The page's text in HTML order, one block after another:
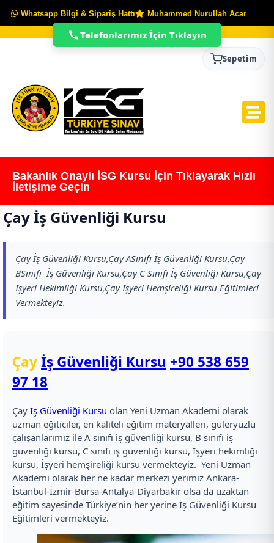
Whatsapp Bilgi & Sipariş Hattı Muhammed Nurullah Acar
Sepetim
Bakanlık Onaylı İSG Kursu İçin Tıklayarak Hızlı
İletişime Geçin
Çay İş Güvenliği Kursu
Çay İş Güvenliği Kursu,Çay ASınıfı İş Güvenliği Kursu,Çay
BSınıfı İş Güvenliği Kursu,Çay C Sınıfı İş Güvenliği Kursu,Çay
İşyeri Hekimliği Kursu,Çay İşyeri Hemşireliği Kursu Eğitimleri
Vermekteyiz.
Çayİş Güvenliği Kursu +90 538 659
97 18
Çay İş Güvenliği Kursu olan Yeni Uzman Akademi olarak
uzman eğiticiler, en kaliteli eğitim materyalleri, güleryüzlü
çalışanlarımız ile A sınıfı iş güvenliği kursu, B sınıfı iş
güvenliği kursu, C sınıfı iş güvenliği kursu, İşyeri hekimliği
kursu, İşyeri hemşireliği kursu vermekteyiz. Yeni Uzman
Akademi olarak her ne kadar merkezi yerimiz Ankara-
İstanbul-İzmir-Bursa-Antalya-Diyarbakır olsa da uzaktan
eğitim sayesinde Türkiye’nin her yerine İş Güvenliği Kursu
Eğitimleri vermekteyiz.
Telefonlarımız İçin Tıklayın